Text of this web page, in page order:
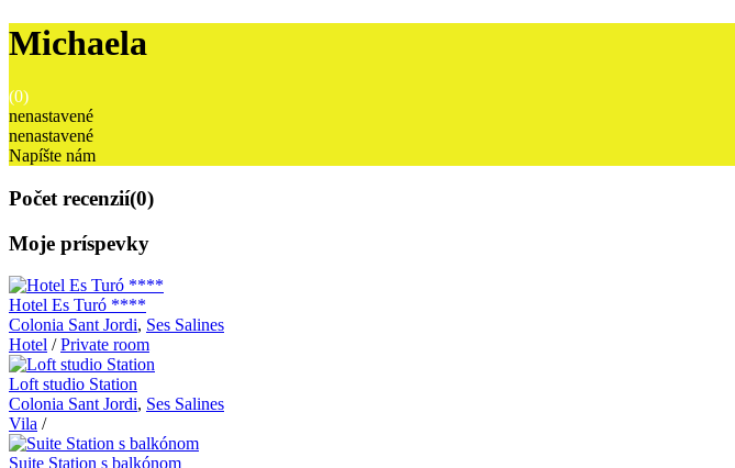
Michaela
(0)
nenastavené
nenastavené
Napíšte nám
Počet recenzií(0)
Moje príspevky
Hotel Es Turó ****
Colonia Sant Jordi, Ses Salines
Hotel /Private room
Loft studio Station
Colonia Sant Jordi, Ses Salines
Vila /
Suite Station s balkónom